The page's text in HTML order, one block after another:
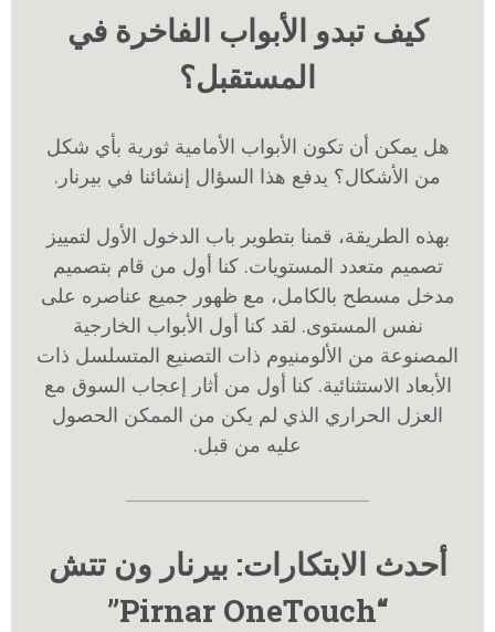
كيف تبدو الأبواب الفاخرة في
المستقبل؟
هل يمكن أن تكون الأبواب الأمامية ثورية بأي شكل
من الأشكال؟ يدفع هذا السؤال إنشائنا في بيرنار.
بهذه الطريقة، قمنا بتطوير باب الدخول الأول لتمييز
تصميم متعدد المستويات. كنا أول من قام بتصميم
مدخل مسطح بالكامل، مع ظهور جميع عناصره على
نفس المستوى. لقد كنا أول الأبواب الخارجية
المصنوعة من الألومنيوم ذات التصنيع المتسلسل ذات
الأبعاد الاستثنائية. كنا أول من أثار إعجاب السوق مع
العزل الحراري الذي لم يكن من الممكن الحصول
عليه من قبل.
أحدث الابتكارات: بيرنار ون تتش
“Pirnar OneTouch”